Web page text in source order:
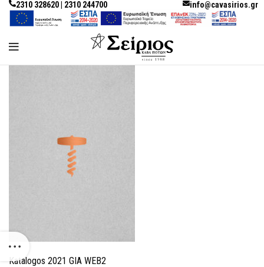
2310 328620 | 2310 244700 info@cavasirios.gr
Katalogos 2021 GIA WEB2